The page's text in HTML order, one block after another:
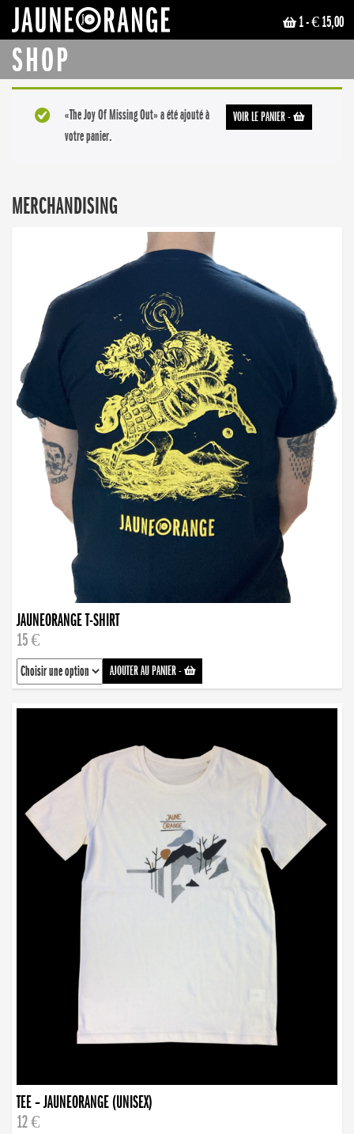
1- € 15,00
SHOP
VOIR LE PANIER-
«The Joy Of Missing Out» a été ajouté à
votre panier.
MERCHANDISING
JAUNEORANGE T-SHIRT
15 €
AJOUTER AU PANIER-
TEE – JAUNEORANGE (UNISEX)
12 €